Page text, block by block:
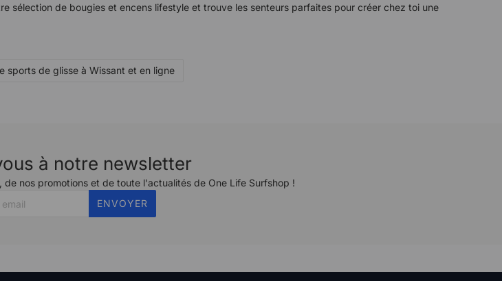
sélection de bougies et encens lifestyle et trouve les senteurs parfaites pour créer chez toi une
sports de glisse à Wissant et en ligne
à notre newsletter
nos promotions et de toute l'actualités de One Life Surfshop !
ENVOYER